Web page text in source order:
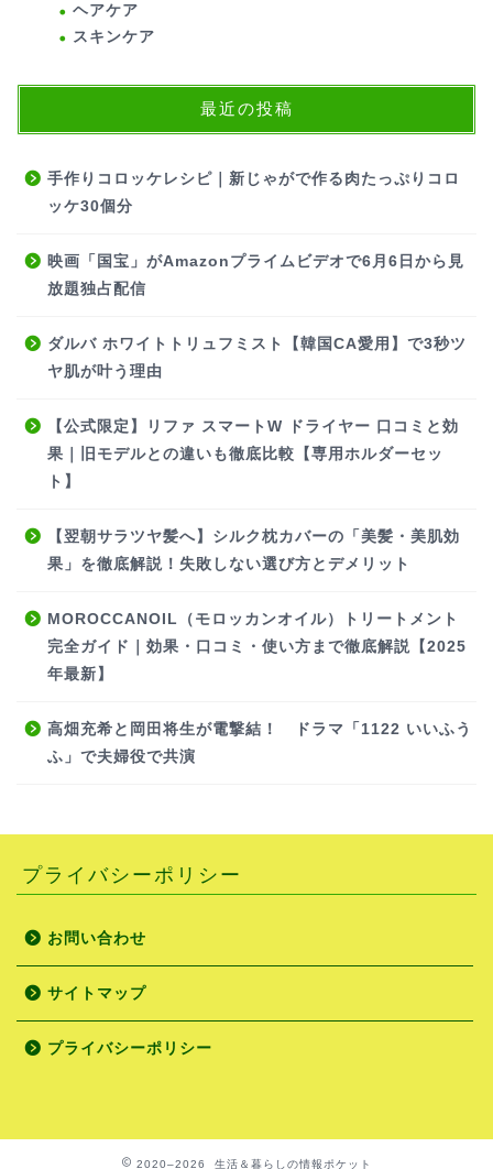
ヘアケア
スキンケア
最近の投稿
手作りコロッケレシピ｜新じゃがで作る肉たっぷりコロ
ッケ30個分
映画「国宝」がAmazonプライムビデオで6月6日から見
放題独占配信
ダルバ ホワイトトリュフミスト【韓国CA愛用】で3秒ツ
ヤ肌が叶う理由
【公式限定】リファ スマートW ドライヤー 口コミと効
果｜旧モデルとの違いも徹底比較【専用ホルダーセッ
ト】
【翌朝サラツヤ髪へ】シルク枕カバーの「美髪・美肌効
果」を徹底解説！失敗しない選び方とデメリット
MOROCCANOIL（モロッカンオイル）トリートメント
完全ガイド｜効果・口コミ・使い方まで徹底解説【2025
年最新】
高畑充希と岡田将生が電撃結！ ドラマ「1122 いいふう
ふ」で夫婦役で共演
プライバシーポリシー
お問い合わせ
サイトマップ
プライバシーポリシー
2020–2026 生活＆暮らしの情報ポケット